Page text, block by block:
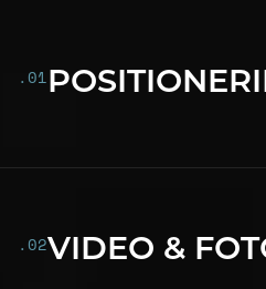
VIDEO &